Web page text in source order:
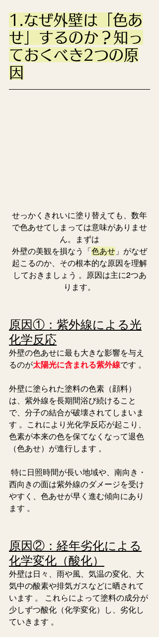
1.なぜ外壁は「色あ
せ」するのか？知っ
ておくべき2つの原
因
せっかくきれいに塗り替えても、数年
で色あせてしまっては意味がありませ
ん。まずは
外壁の美観を損なう「色あせ 」がなぜ
起こるのか、その根本的な原因を理解
しておきましょう 。原因は主に2つあ
ります。
原因①：紫外線による光
化学反応
外壁の色あせに最も大きな影響を与え
るのが太陽光に含まれる紫外線です 。
外壁に塗られた塗料の色素（顔料）
は、紫外線を長期間浴び続けること
で、分子の結合が破壊されてしまいま
す 。これにより光化学反応が起こり、
色素が本来の色を保てなくなって退色
（色あせ）が進行します 。
西向きの面は紫外線のダメージを受け
やすく、色あせが早く進む傾向にあり
ます 。
原因②：経年劣化による
化学変化（酸化）
外壁は日々、雨や風、気温の変化、大
気中の酸素や排気ガスなどに晒されて
います 。 これらによって塗料の成分が
少しずつ酸化（化学変化）し、劣化し
ていきます 。